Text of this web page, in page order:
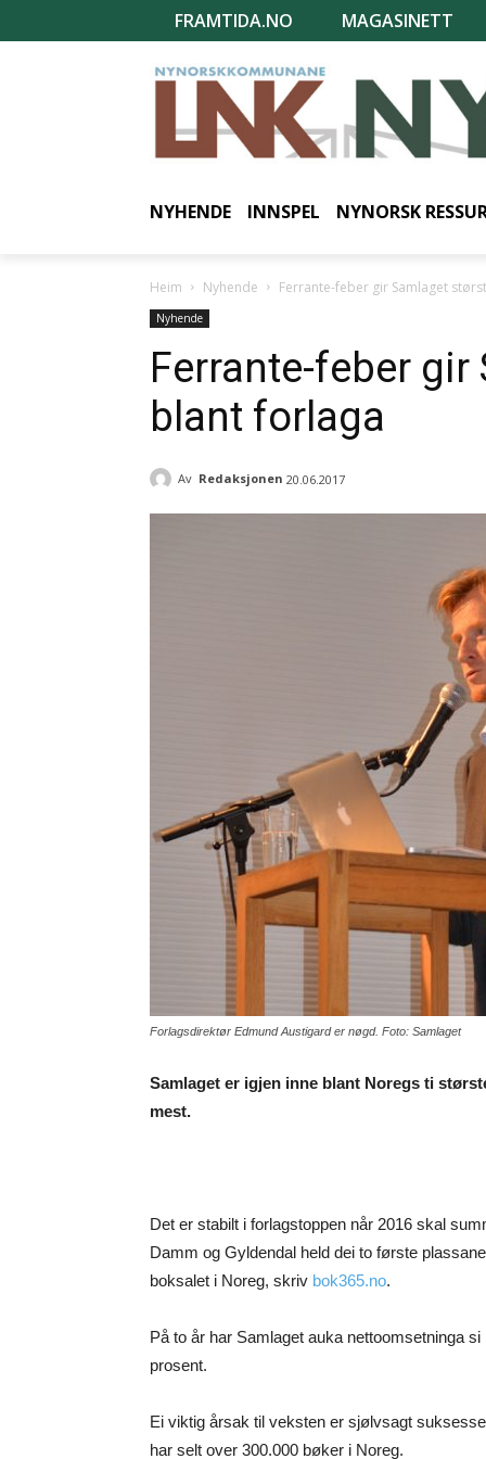
FRAMTIDA.NO MAGASINETT
NYHENDE INNSPEL NYNORSK
Heim Nyhende Ferrante-feber gir Samlaget
Nyhende
Ferrante-feber
blant forlaga
Av Redaksjonen 20.06.2017
Forlagsdirektør Edmund Austigard er nøgd. Foto: Samlaget
Samlaget er igjen inne blant Noregs ti
mest.
Det er stabilt i forlagstoppen når 2016 skal
Damm og Gyldendal held dei to første
boksalet i Noreg, skriv bok365.no.
På to år har Samlaget auka nettoomsetninga
prosent.
Ei viktig årsak til veksten er sjølvsagt
har selt over 300.000 bøker i Noreg.